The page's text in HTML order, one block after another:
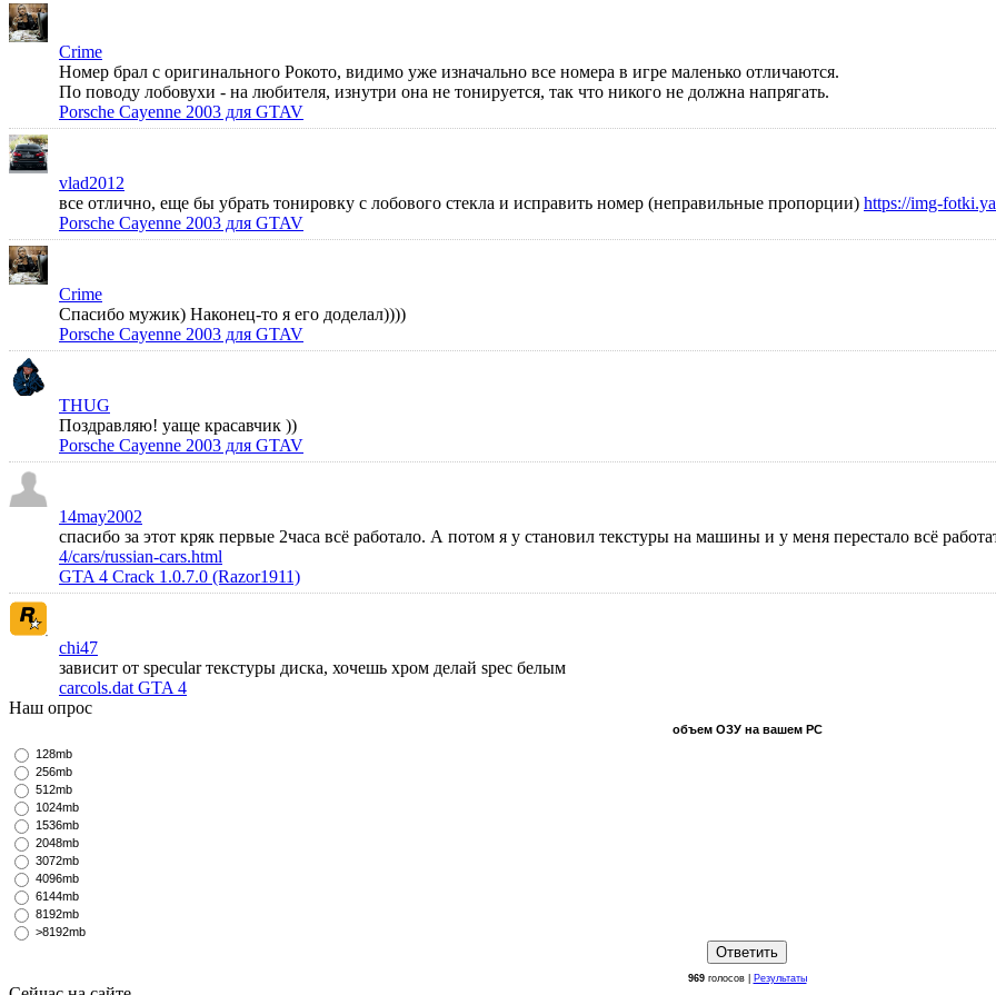
Crime
Номер брал с оригинального Рокото, видимо уже изначально все номера в игре маленько отличаются.
По поводу лобовухи - на любителя, изнутри она не тонируется, так что никого не должна напрягать.
Porsche Cayenne 2003 для GTAV
vlad2012
все отлично, еще бы убрать тонировку с лобового стекла и исправить номер (неправильные пропорции) https://img-
Porsche Cayenne 2003 для GTAV
Crime
Спасибо мужик) Наконец-то я его доделал))))
Porsche Cayenne 2003 для GTAV
THUG
Поздравляю! уаще красавчик ))
Porsche Cayenne 2003 для GTAV
14may2002
спасибо за этот кряк первые 2часа всё работало. А потом я у становил текстуры на машины и у меня перестало всё
4/cars/russian-cars.html
GTA 4 Crack 1.0.7.0 (Razor1911)
chi47
зависит от specular текстуры диска, хочешь хром делай spec белым
carcols.dat GTA 4
Наш опрос
объем ОЗУ на вашем PC
128mb
256mb
512mb
1024mb
1536mb
2048mb
3072mb
4096mb
6144mb
8192mb
>8192mb
969голосов | Результаты